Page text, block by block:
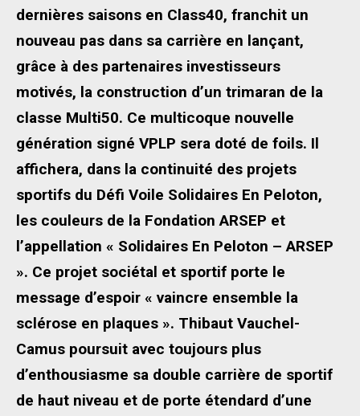
dernières saisons en Class40, franchit un
nouveau pas dans sa carrière en lançant,
grâce à des partenaires investisseurs
motivés, la construction d’un trimaran de la
classe Multi50. Ce multicoque nouvelle
génération signé VPLP sera doté de foils. Il
affichera, dans la continuité des projets
sportifs du Défi Voile Solidaires En Peloton,
les couleurs de la Fondation ARSEP et
l’appellation « Solidaires En Peloton – ARSEP
». Ce projet sociétal et sportif porte le
message d’espoir « vaincre ensemble la
sclérose en plaques ». Thibaut Vauchel-
Camus poursuit avec toujours plus
d’enthousiasme sa double carrière de sportif
de haut niveau et de porte étendard d’une